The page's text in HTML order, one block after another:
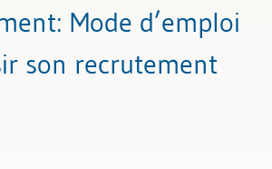
: Mode d’emploi
son recrutement